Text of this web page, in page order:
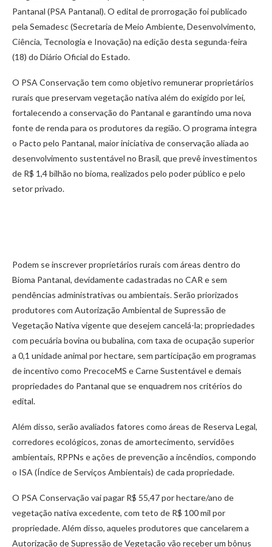
Pantanal (PSA Pantanal). O edital de prorrogação foi publicado
pela Semadesc (Secretaria de Meio Ambiente, Desenvolvimento,
Ciência, Tecnologia e Inovação) na edição desta segunda-feira
(18) do Diário Oficial do Estado.
O PSA Conservação tem como objetivo remunerar proprietários
rurais que preservam vegetação nativa além do exigido por lei,
fortalecendo a conservação do Pantanal e garantindo uma nova
fonte de renda para os produtores da região. O programa integra
o Pacto pelo Pantanal, maior iniciativa de conservação aliada ao
desenvolvimento sustentável no Brasil, que prevê investimentos
de R$ 1,4 bilhão no bioma, realizados pelo poder público e pelo
setor privado.
Podem se inscrever proprietários rurais com áreas dentro do
Bioma Pantanal, devidamente cadastradas no CAR e sem
pendências administrativas ou ambientais. Serão priorizados
produtores com Autorização Ambiental de Supressão de
Vegetação Nativa vigente que desejem cancelá-la; propriedades
com pecuária bovina ou bubalina, com taxa de ocupação superior
a 0,1 unidade animal por hectare, sem participação em programas
de incentivo como PrecoceMS e Carne Sustentável e demais
propriedades do Pantanal que se enquadrem nos critérios do
edital.
Além disso, serão avaliados fatores como áreas de Reserva Legal,
corredores ecológicos, zonas de amortecimento, servidões
ambientais, RPPNs e ações de prevenção a incêndios, compondo
o ISA (Índice de Serviços Ambientais) de cada propriedade.
O PSA Conservação vai pagar R$ 55,47 por hectare/ano de
vegetação nativa excedente, com teto de R$ 100 mil por
propriedade. Além disso, aqueles produtores que cancelarem a
Autorização de Supressão de Vegetação vão receber um bônus